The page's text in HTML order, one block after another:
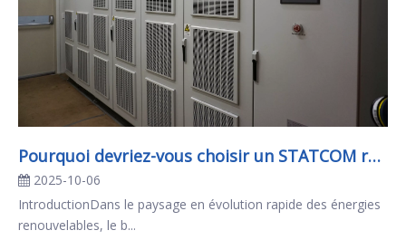
Pourquoi devriez-vous choisir un STATCOM refroidi par air pour votre système électrique ?
2025-10-06
IntroductionDans le paysage en évolution rapide des énergies
renouvelables, le b...